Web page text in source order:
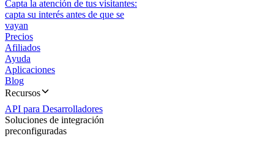
Capta la atención de tus visitantes:
capta su interés antes de que se
vayan
Precios
Afiliados
Ayuda
Aplicaciones
Blog
Recursos
API para Desarrolladores
Soluciones de integración
preconfiguradas